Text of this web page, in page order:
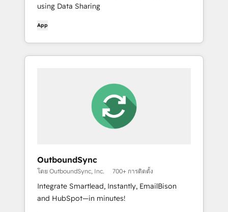
using Data Sharing
App
OutboundSync
โดย OutboundSync, Inc. 700+ การติดตั้ง
Integrate Smartlead, Instantly, EmailBison
and HubSpot—in minutes!